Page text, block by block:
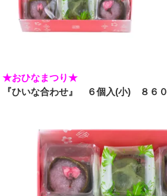
★おひなまつり★
『ひいな合わせ』 ６個入(小) ８６０